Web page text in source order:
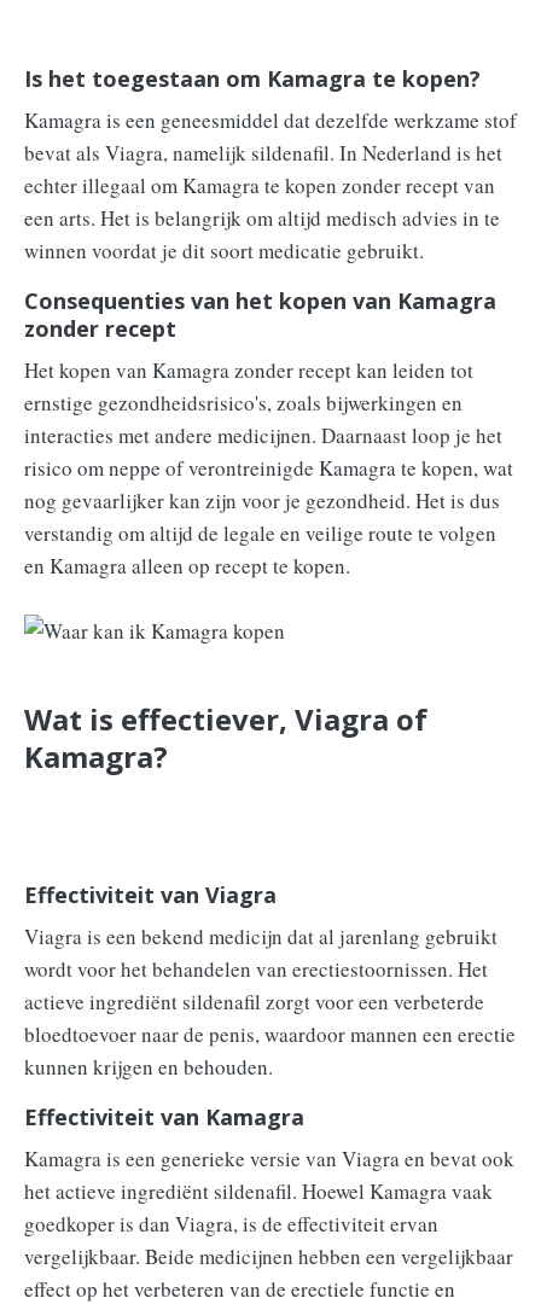
Is het toegestaan om Kamagra te kopen?
Kamagra is een geneesmiddel dat dezelfde werkzame stof
bevat als Viagra, namelijk sildenafil. In Nederland is het
echter illegaal om Kamagra te kopen zonder recept van
een arts. Het is belangrijk om altijd medisch advies in te
winnen voordat je dit soort medicatie gebruikt.
Consequenties van het kopen van Kamagra
zonder recept
Het kopen van Kamagra zonder recept kan leiden tot
ernstige gezondheidsrisico's, zoals bijwerkingen en
interacties met andere medicijnen. Daarnaast loop je het
risico om neppe of verontreinigde Kamagra te kopen, wat
nog gevaarlijker kan zijn voor je gezondheid. Het is dus
verstandig om altijd de legale en veilige route te volgen
en Kamagra alleen op recept te kopen.
Wat is effectiever, Viagra of
Kamagra?
Effectiviteit van Viagra
Viagra is een bekend medicijn dat al jarenlang gebruikt
wordt voor het behandelen van erectiestoornissen. Het
actieve ingrediënt sildenafil zorgt voor een verbeterde
bloedtoevoer naar de penis, waardoor mannen een erectie
kunnen krijgen en behouden.
Effectiviteit van Kamagra
Kamagra is een generieke versie van Viagra en bevat ook
het actieve ingrediënt sildenafil. Hoewel Kamagra vaak
goedkoper is dan Viagra, is de effectiviteit ervan
vergelijkbaar. Beide medicijnen hebben een vergelijkbaar
effect op het verbeteren van de erectiele functie en